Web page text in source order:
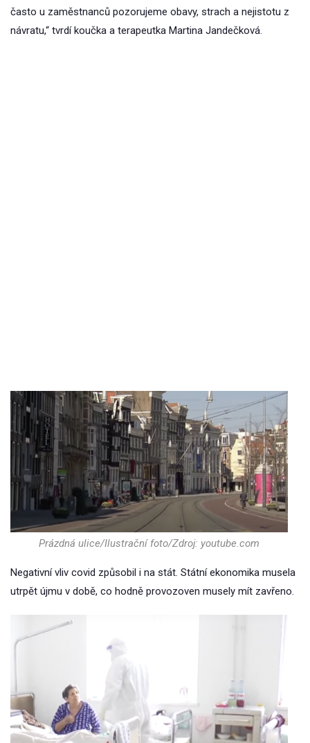
často u zaměstnanců pozorujeme obavy, strach a nejistotu z
návratu,“ tvrdí koučka a terapeutka Martina Jandečková.
Prázdná ulice/Ilustrační foto/Zdroj: youtube.com
Negativní vliv covid způsobil i na stát. Státní ekonomika musela
utrpět újmu v době, co hodně provozoven musely mít zavřeno.